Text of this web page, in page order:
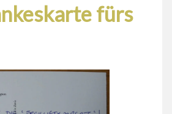
fürs